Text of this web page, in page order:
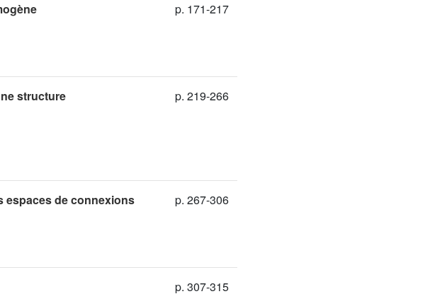
p. 171-217
structure
p. 219-266
espaces de connexions
p. 267-306
p. 307-315